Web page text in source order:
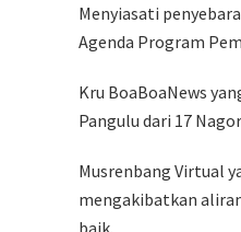
Menyiasati
Agenda Program
Kru BoaBoaNews
Pangulu dari 17
Musrenbang Virtual
mengakibatkan
baik.